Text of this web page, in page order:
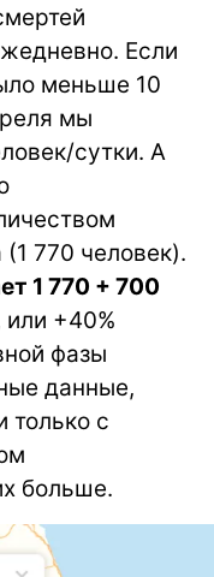
Если
меньше 10
мы
сутки. А
770 человек).
1 770 + 700
или +40%
фазы
данные,
только с
больше.